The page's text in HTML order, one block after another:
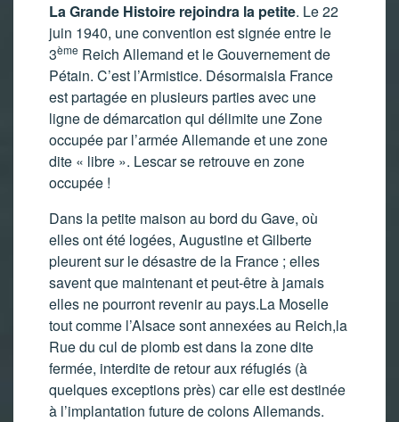
La Grande Histoire rejoindra la petite. Le 22
juin 1940, une convention est signée entre le
3ème Reich Allemand et le Gouvernement de
Pétain. C’est l’Armistice. Désormaisla France
est partagée en plusieurs parties avec une
ligne de démarcation qui délimite une Zone
occupée par l’armée Allemande et une zone
dite « libre ». Lescar se retrouve en zone
occupée !
Dans la petite maison au bord du Gave, où
elles ont été logées, Augustine et Gilberte
pleurent sur le désastre de la France ; elles
savent que maintenant et peut-être à jamais
elles ne pourront revenir au pays.La Moselle
tout comme l’Alsace sont annexées au Reich,la
Rue du cul de plomb est dans la zone dite
fermée, interdite de retour aux réfugiés (à
quelques exceptions près) car elle est destinée
à l’implantation future de colons Allemands.